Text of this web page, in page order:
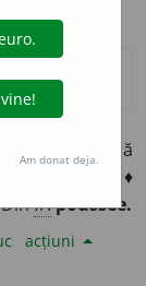
și puternică
boli; acces. ♦
Dinfr.poussée.
acțiuni
Am donat deja.